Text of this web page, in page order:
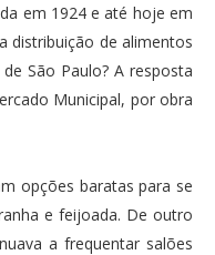
em 1924 e até hoje em
distribuição de alimentos
São Paulo? A resposta
Municipal, por obra
opções baratas para se
e feijoada. De outro
a frequentar salões